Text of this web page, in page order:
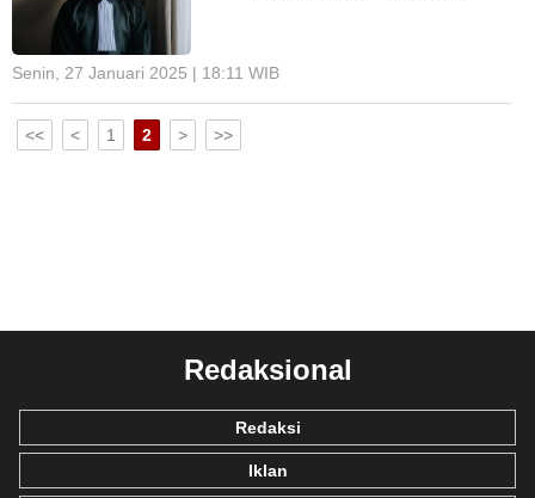
Senin, 27 Januari 2025 | 18:11 WIB
<< < 1 2 > >>
Redaksional
Redaksi
Iklan